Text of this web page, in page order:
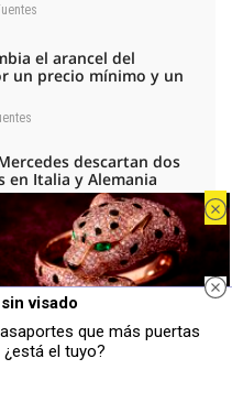
el arancel del
un precio mínimo y un
descartan dos
en Italia y Alemania
de eléctricos sufre un
gana potencia
Fuentes
de la movilidad
de ABB en
indomable
diamante que simboliza la
visado
que más puertas
¿está el tuyo?